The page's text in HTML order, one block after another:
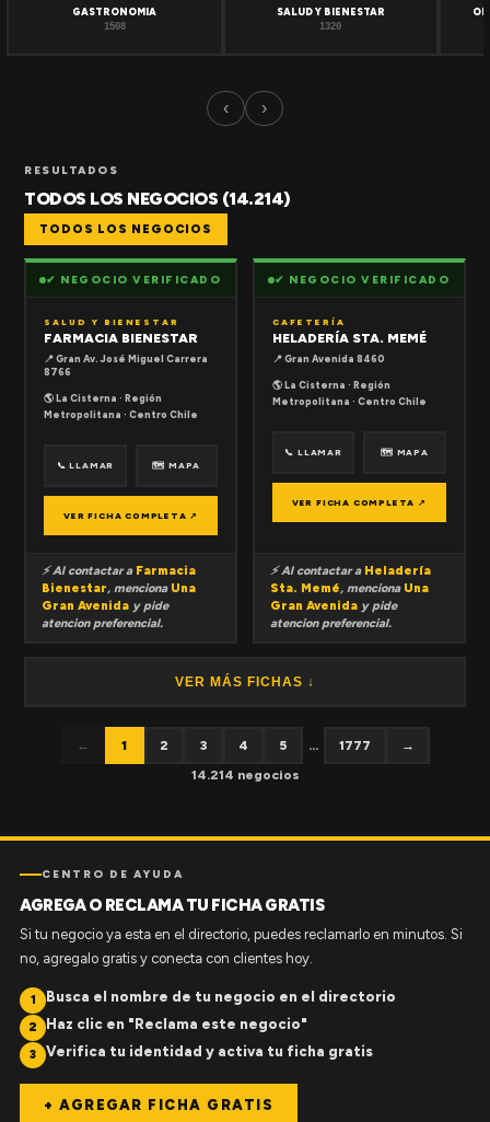
GASTRONOMIA
1508
SALUD Y BIENESTAR
1320
‹ ›
RESULTADOS
TODOS LOS NEGOCIOS (14.214)
TODOS LOS NEGOCIOS
✔ NEGOCIO VERIFICADO
SALUD Y BIENESTAR
FARMACIA BIENESTAR
📍 Gran Av. José Miguel Carrera
8766
🌎 La Cisterna · Región
Metropolitana · Centro Chile
📞 LLAMAR 🗺 MAPA
VER FICHA COMPLETA ↗
⚡ Al contactar a Farmacia
Bienestar, menciona Una
Gran Avenida y pide
atencion preferencial.
✔ NEGOCIO VERIFICADO
CAFETERÍA
HELADERÍA STA. MEMÉ
📍 Gran Avenida 8460
🌎 La Cisterna · Región
Metropolitana · Centro Chile
📞 LLAMAR 🗺 MAPA
VER FICHA COMPLETA ↗
⚡ Al contactar a Heladería
Sta. Memé, menciona Una
Gran Avenida y pide
atencion preferencial.
VER MÁS FICHAS ↓
← 1 2 3 4 5 ... 1777
→
14.214 negocios
CENTRO DE AYUDA
AGREGA O RECLAMA TU FICHA GRATIS
Si tu negocio ya esta en el directorio, puedes reclamarlo en minutos. Si
no, agregalo gratis y conecta con clientes hoy.
1 Busca el nombre de tu negocio en el directorio
2 Haz clic en "Reclama este negocio"
3 Verifica tu identidad y activa tu ficha gratis
+ AGREGAR FICHA GRATIS